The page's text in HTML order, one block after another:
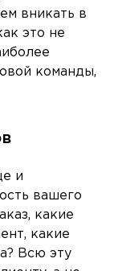
вникать в
это не
команды,
и
вашего
какие
какие
Всю эту